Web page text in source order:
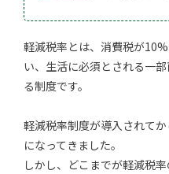
軽減税率とは、消費税が
い、生活に必須とされる一
る制度です。
軽減税率制度が導入されて
になってきました。
しかし、どこまでが軽減税